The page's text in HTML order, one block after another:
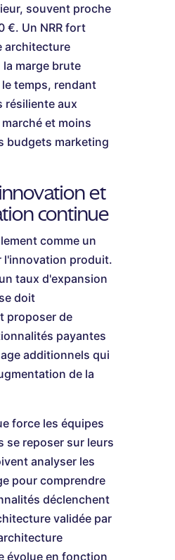
souvent proche
€. Un NRR fort
architecture
marge brute
temps, rendant
résiliente aux
et moins
budgets marketing
et
continue
comme un
l'innovation produit.
taux d'expansion
doit
proposer de
payantes
additionnels qui
de la
force les équipes
se reposer sur leurs
analyser les
pour comprendre
déclenchent
validée par
évolue en fonction